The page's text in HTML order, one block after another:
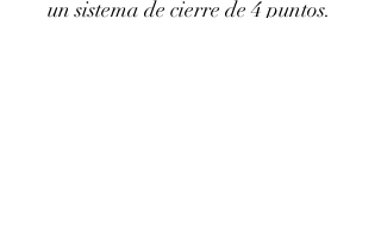
un sistema de cierre de 4 puntos.